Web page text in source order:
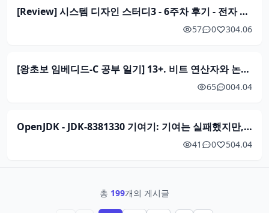
[Review] 시스템 디자인 스터디3 - 6주차 후기 - 전자 지갑 시스템 디자인
57 0 304.06
[왕초보 임베디드-C 공부 일기] 13+. 비트 연산자와 논리 회로
65 004.04
OpenJDK - JDK-8381330 기여기: 기여는 실패했지만, 메인테이너도 몰랐던 i18n 잔재를 발견했다
41 0 504.04
총 199개의 게시글